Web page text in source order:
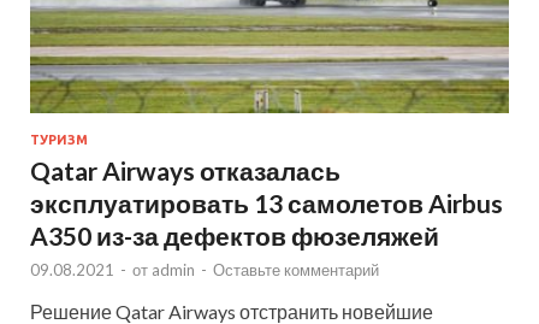
ТУРИЗМ
Qatar Airways отказалась
эксплуатировать 13 самолетов Airbus
A350 из-за дефектов фюзеляжей
09.08.2021 - от admin - Оставьте комментарий
Решение Qatar Airways отстранить новейшие